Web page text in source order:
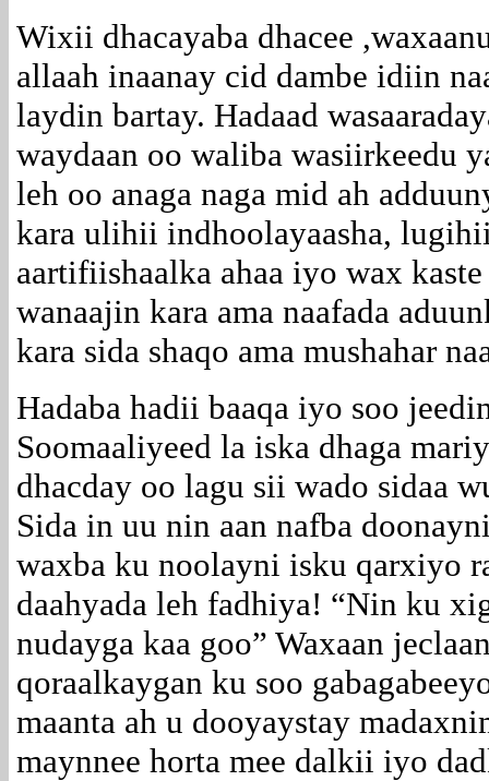
Wixii dhacayaba dhacee
allaah inaanay cid dambe idiin
laydin bartay. Hadaad
waydaan oo waliba wasiirkeedu
leh oo anaga naga mid ah
kara ulihii indhoolayaasha,
aartifiishaalka ahaa iyo wax
wanaajin kara ama naafada
kara sida shaqo ama mushahar
Hadaba hadii baaqa iyo soo
Soomaaliyeed la iska dhaga
dhacday oo lagu sii wado sidaa
Sida in uu nin aan nafba
waxba ku noolayni isku qarxiyo
daahyada leh fadhiya! “Nin ku
nudayga kaa goo” Waxaan
qoraalkaygan ku soo
maanta ah u dooyaystay
maynnee horta mee dalkii iyo